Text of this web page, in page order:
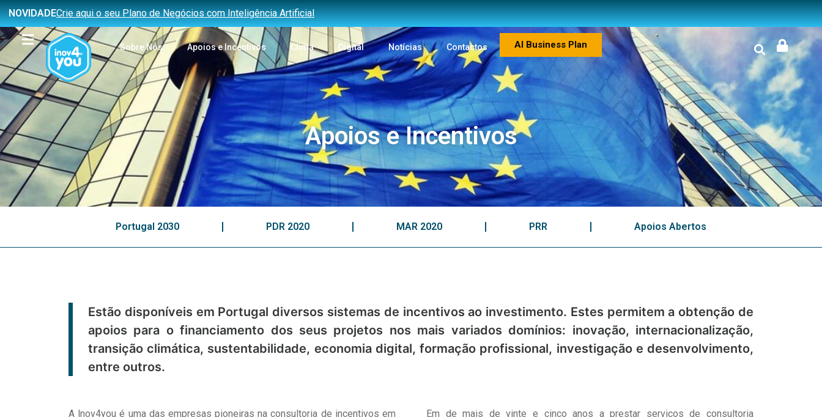
NOVIDADECrie aqui o seu Plano de Negócios com Inteligência Artificial
Sobre Nós Apoios e Incentivos Clima Digital Notícias Contactos AI Business Plan
Apoios e Incentivos
Portugal 2030 PDR 2020 MAR 2020 PRR Apoios Abertos
Estão disponíveis em Portugal diversos sistemas de incentivos ao investimento. Estes permitem a obtenção de
apoios para o financiamento dos seus projetos nos mais variados domínios: inovação, internacionalização,
transição climática, sustentabilidade, economia digital, formação profissional, investigação e desenvolvimento,
entre outros.
A lnov4you é uma das empresas pioneiras na consultoria de incentivos em
Em de mais de vinte e cinco anos a prestar servicos de consultoria